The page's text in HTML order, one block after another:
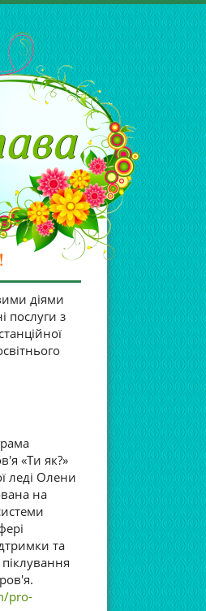
діями
послуги з
«Ти як?»
леді Олени
на
та
pro-